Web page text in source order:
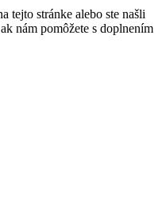
tejto stránke alebo ste našli
nám pomôžete s doplnením